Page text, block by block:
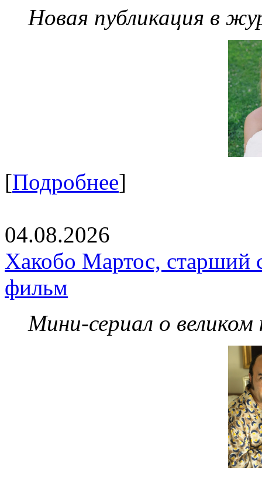
Новая публикация в
[Подробнее]
04.08.2026
Хакобо Мартос, старший
фильм
Мини-сериал о великом